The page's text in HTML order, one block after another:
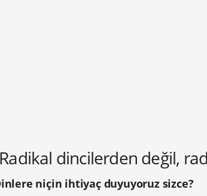
dincilerden değil,
niçin ihtiyaç duyuyoruz sizce?